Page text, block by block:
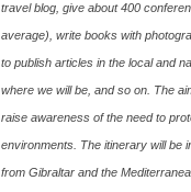
travel blog, give about 400
average), write books with
to publish articles in the local and
where we will be, and so on. The
raise awareness of the need to
environments. The itinerary will be
from Gibraltar and the